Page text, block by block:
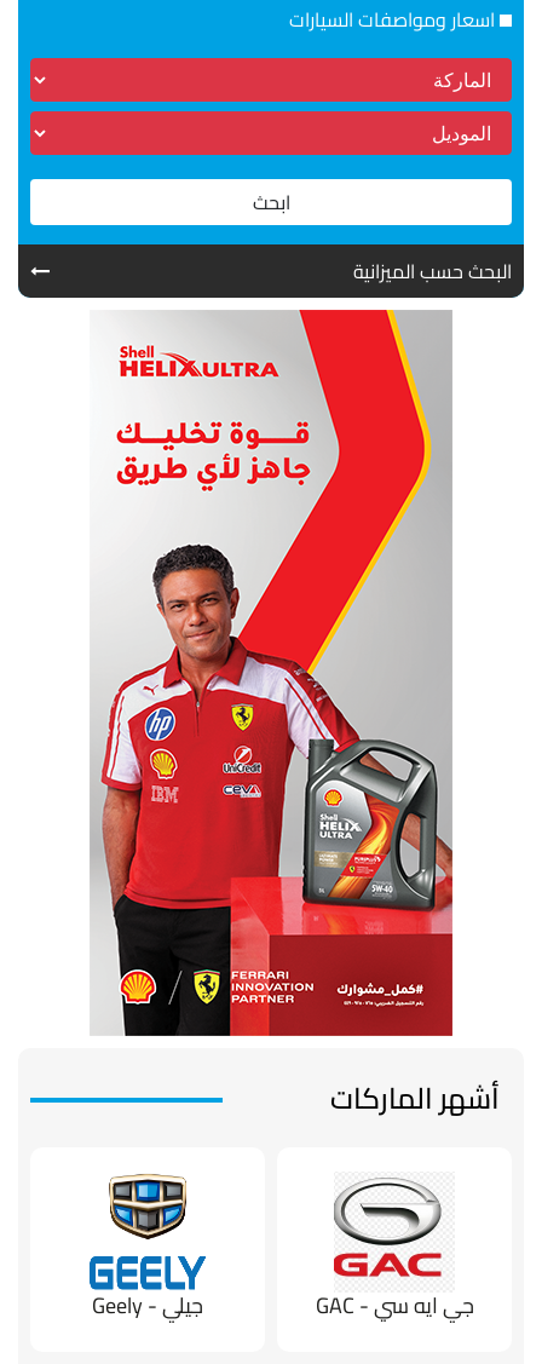
اسعار ومواصفات السيارات
ابحث
البحث حسب الميزانية
أشهر الماركات
جي ايه سي - GAC جيلي - Geely